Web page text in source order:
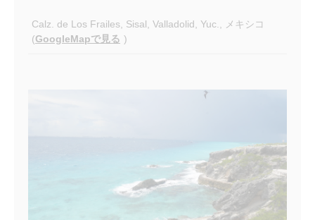
Calz. de Los Frailes, Sisal, Valladolid, Yuc., メキシコ
(GoogleMapで見る )